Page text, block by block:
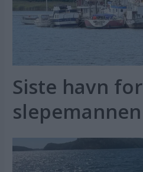
Siste havn for
slepemannen